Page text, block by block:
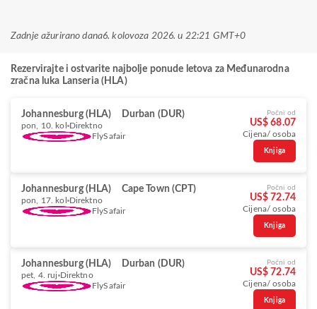
Zadnje ažurirano dana6. kolovoza 2026. u 22:21 GMT+0
Rezervirajte i ostvarite najbolje ponude letova za Međunarodna
zračna luka Lanseria (HLA)
Johannesburg (HLA) Durban (DUR)
pon, 10. kol Direktno
FlySafair
Počni od
US$ 68.07
Cijena/ osoba
Knjiga
Johannesburg (HLA) Cape Town (CPT)
pon, 17. kol Direktno
FlySafair
Počni od
US$ 72.74
Cijena/ osoba
Knjiga
Johannesburg (HLA) Durban (DUR)
pet, 4. ruj Direktno
FlySafair
Počni od
US$ 72.74
Cijena/ osoba
Knjiga